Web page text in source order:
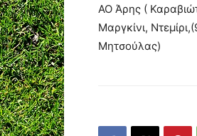
ΑΟ Άρης (
Μαργκίνι,
Μητσούλας)